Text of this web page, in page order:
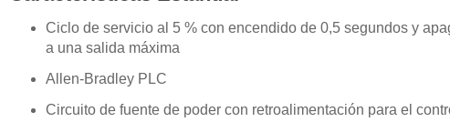
Ciclo de servicio al 5 % con encendido de 0,5 segundos y
a una salida máxima
Allen-Bradley PLC
Circuito de fuente de poder con retroalimentación para el